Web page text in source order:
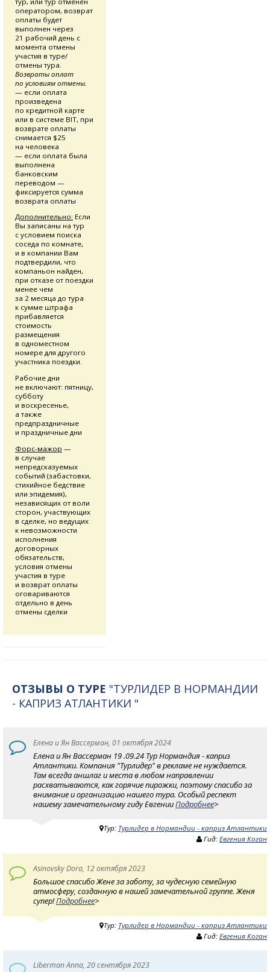
оператором, возврат
оплаты будет
выполнен через
21 рабочий день с
момента отмены
участия в туре/
отмены тура.
Возвраты оплат
по условиям отмены.
— если оплата
произведена
по кредитной карте
или в системе BIT, при
возврате оплаты
снимается $25
на человека
— если оплата была
выполнена
банковским
переводом —
фиксируется сумма
возврата оплаты
Дополнительно: Если
Вы записаны на тур
с условием поиска
соседа по комнате,
и в компании Вам
подтвердили, что
компаньон найден,
при отказе от поездки
менее чем
за 2 месяца до тура
к сумме штрафа
прибавляется
стоимость
размещения
в одноместном
номере для другого
участника поездки.
Рабочие дни
не включают: пятницу,
субботу
и воскресенье,
а также
предпраздничные
и праздничные дни
Форс-мажор —
в случае
непредсказуемых
событий (забастовки,
стихийное бедствие
или эпидемия),
независящих от воли
сторон, участвующих
в сделке, но ведущих
к невозможности
исполнения
договорных
обязательств,
условия отмены
участия в туре
и возврат оплаты
оговариваются
отдельно в день
отмены сделки
ОТЗЫВЫ О ТУРЕ "ТУРЛИДЕР В НОРМАНДИИ
- КАПРИЗ АТЛАНТИКИ "
Елена и Ян Вассерман, 01 октября 2024
Елена и Ян Вассерман 19 .09.24 Тур Нормандия - каприз
Атлантики. Компания "Турлидер" в рекламе не нуждается.
Там всегда аншлаг и места в любом направлении
расхватываются, как горячие пирожки, поэтому спасибо за
внимание и организацию нашего тура. Особый респект
нашему замечательному гиду ЕвгенииПодробнее>
Тур: Турлидер в Нормандии - каприз Атлантики
Гид: Евгения Коган
Asinovsky Dora, 12 октября 2023
Большое спасибо Жене за заботу, за чудесную семейную
атмосферу, созданную в нашей замечательной группе. Женя
супер!Подробнее>
Тур: Турлидер в Нормандии - каприз Атлантики
Гид: Евгения Коган
Liberman Anna, 20 сентября 2023